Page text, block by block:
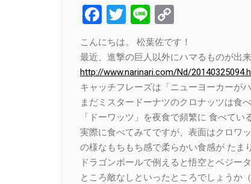
Facebook
Twitter
Line
Link
こんにちは。 松葉佐です！
最近、進撃の巨人以外にハマるものが出来
http://www.narinari.com/Nd/
キャッチフレーズは「ニューヨーカーが
まだミスタードーナツのクロナッツは食
「ドーワッツ」を夜食で頻繁に 食べてい
実際に食べてみてですが、表面はクロワ
の様なもちもち感で柔らかい食感が たま
ドラゴンボールで例えると悟空とベジー
ところ敵なしといったところでしょうか（